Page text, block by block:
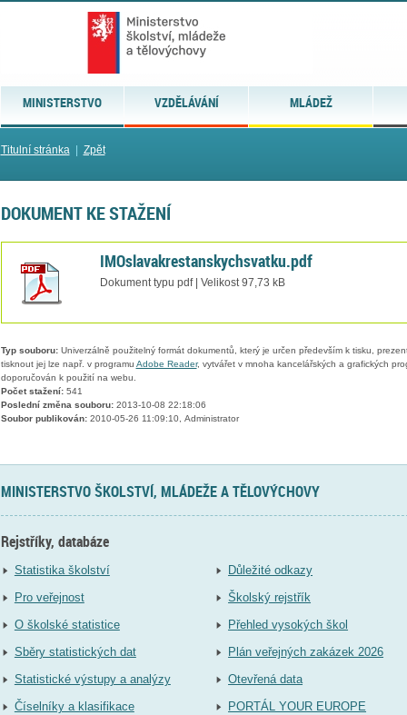
MINISTERSTVO VZDĚLÁVÁNÍ MLÁDEŽ
Titulní stránka| Zpět
DOKUMENT KE STAŽENÍ
IMOslavakrestanskychsvatku.pdf
Dokument typu pdf | Velikost 97,73 kB
Typ souboru:Univerzálně použitelný formát dokumentů, který je určen především k tisku,
tisknout jej lze např. v programu Adobe Reader, vytvářet v mnoha kancelářských a grafických
doporučován k použití na webu.
Počet stažení:541
Poslední změna souboru:2013-10-08 22:18:06
Soubor publikován:2010-05-26 11:09:10, Administrator
MINISTERSTVO ŠKOLSTVÍ, MLÁDEŽE A TĚLOVÝCHOVY
Rejstříky, databáze
Statistika školství
Pro veřejnost
O školské statistice
Sběry statistických dat
Statistické výstupy a analýzy
Číselníky a klasifikace
Důležité odkazy
Školský rejstřík
Přehled vysokých škol
Plán veřejných zakázek 2026
Otevřená data
PORTÁL YOUR EUROPE